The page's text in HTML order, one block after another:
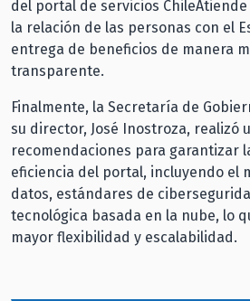
del portal de servicios
la relación de las personas con el
entrega de beneficios de manera
transparente.
Finalmente, la Secretaría de
su director, José Inostroza, realizó
recomendaciones para garantizar
eficiencia del portal, incluyendo el
datos, estándares de
tecnológica basada en la nube, lo
mayor flexibilidad y escalabilidad.